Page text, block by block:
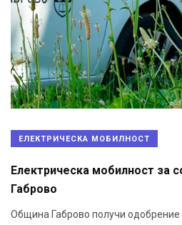
ЕЛЕКТРИЧЕСКА МОБИЛНОСТ
Електрическа мобилност за
Габрово
Община Габрово получи